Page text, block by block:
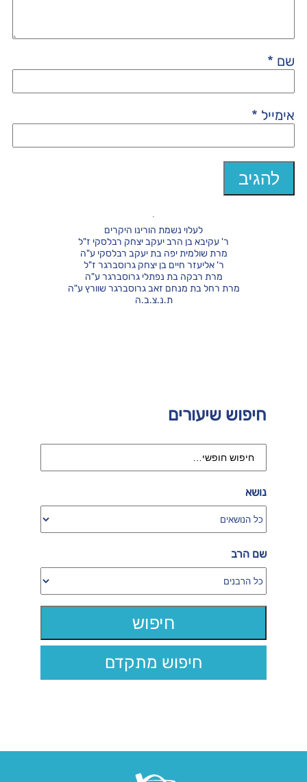
שם *
אימייל *
חיפוש שיעורים
נושא
שם הרב
חיפוש מתקדם
לעלוי נשמת הורינו היקרים
ר' עקיבא בן הרב יעקב יצחק רבלסקי ז"ל
מרת שולמית יפה בת יעקב רבלסקי ע"ה
ר' אליעזר חיים בן יצחק גרוסברגר ז"ל
מרת רבקה בת נפתלי גרוסברגר ע"ה
מרת רחל בת מנחם זאב גרוסברגר שוורץ ע"ה
ת.נ.צ.ב.ה